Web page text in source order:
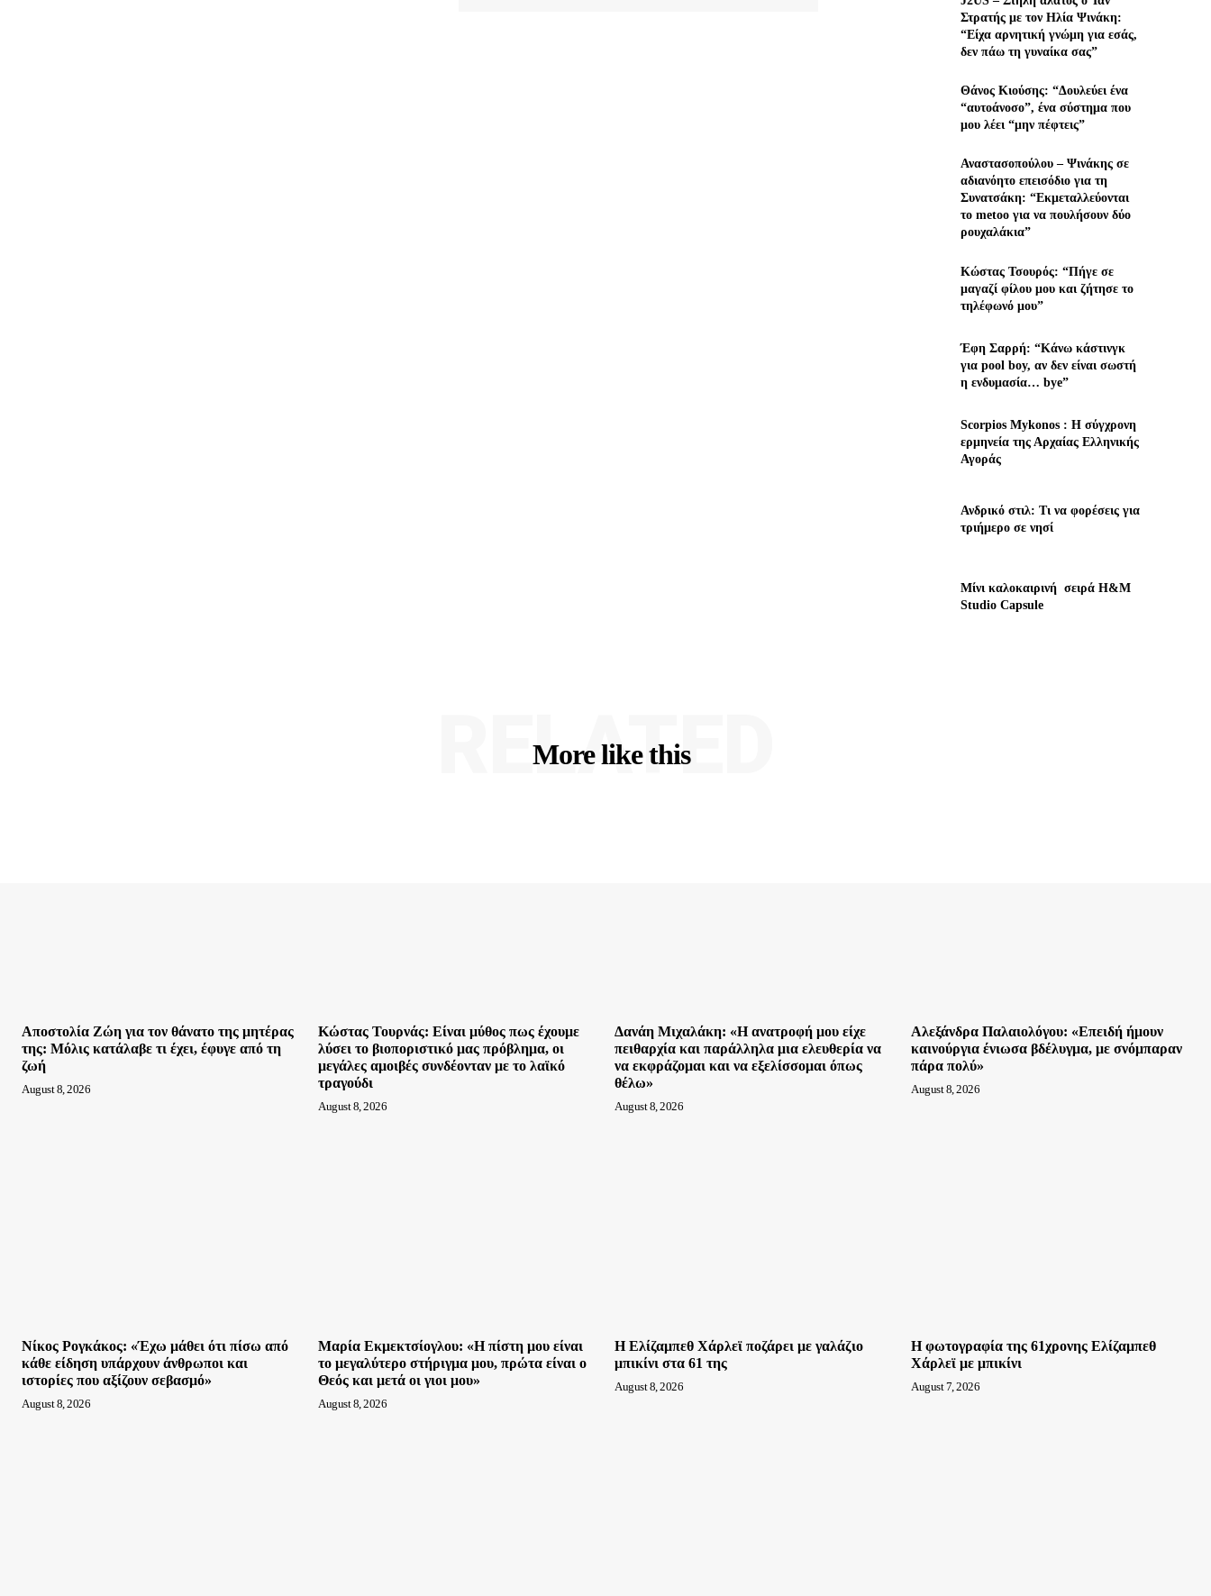
Στρατής με τον Ηλία Ψινάκη:
“Είχα αρνητική γνώμη για εσάς,
δεν πάω τη γυναίκα σας”
Θάνος Κιούσης: “Δουλεύει ένα
“αυτοάνοσο”, ένα σύστημα που
μου λέει “μην πέφτεις”
Αναστασοπούλου – Ψινάκης σε
αδιανόητο επεισόδιο για τη
Συνατσάκη: “Εκμεταλλεύονται
το metoo για να πουλήσουν δύο
ρουχαλάκια”
Κώστας Τσουρός: “Πήγε σε
μαγαζί φίλου μου και ζήτησε το
τηλέφωνό μου”
Έφη Σαρρή: “Κάνω κάστινγκ
για pool boy, αν δεν είναι σωστή
η ενδυμασία… bye”
Scorpios Mykonos : Η σύγχρονη
ερμηνεία της Αρχαίας Ελληνικής
Αγοράς
Ανδρικό στιλ: Τι να φορέσεις για
τριήμερο σε νησί
Μίνι καλοκαιρινή σειρά H&M
Studio Capsule
More like this
RELATED
Αποστολία Ζώη για τον θάνατο της μητέρας
της: Μόλις κατάλαβε τι έχει, έφυγε από τη
ζωή
August 8, 2026
Κώστας Τουρνάς: Είναι μύθος πως έχουμε
λύσει το βιοποριστικό μας πρόβλημα, οι
μεγάλες αμοιβές συνδέονταν με το λαϊκό
τραγούδι
August 8, 2026
Δανάη Μιχαλάκη: «Η ανατροφή μου είχε
πειθαρχία και παράλληλα μια ελευθερία να
να εκφράζομαι και να εξελίσσομαι όπως
θέλω»
August 8, 2026
Αλεξάνδρα Παλαιολόγου: «Επειδή ήμουν
καινούργια ένιωσα βδέλυγμα, με σνόμπαραν
πάρα πολύ»
August 8, 2026
Νίκος Ρογκάκος: «Έχω μάθει ότι πίσω από
κάθε είδηση υπάρχουν άνθρωποι και
ιστορίες που αξίζουν σεβασμό»
August 8, 2026
Μαρία Εκμεκτσίογλου: «Η πίστη μου είναι
το μεγαλύτερο στήριγμα μου, πρώτα είναι ο
Θεός και μετά οι γιοι μου»
August 8, 2026
Η Ελίζαμπεθ Χάρλεϊ ποζάρει με γαλάζιο
μπικίνι στα 61 της
August 8, 2026
Η φωτογραφία της 61χρονης Ελίζαμπεθ
Χάρλεϊ με μπικίνι
August 7, 2026